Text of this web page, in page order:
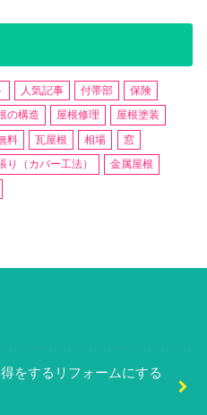
人気記事 付帯部
保険
の構造 屋根修理
屋根塗装
料 瓦屋根 相場
窓
り（カバー工法）
金属屋根
をするリフォームにする